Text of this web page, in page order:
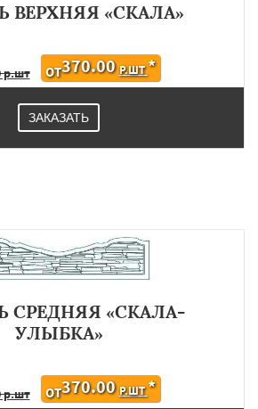
ВЕРХНЯЯ «СКАЛА»
р.шт ОТ370.00 Р.ШТ*
ЗАКАЗАТЬ
СРЕДНЯЯ «СКАЛА-
УЛЫБКА»
р.шт ОТ370.00 Р.ШТ*